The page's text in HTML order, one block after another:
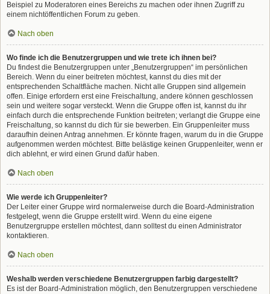
Beispiel zu Moderatoren eines Bereichs zu machen oder ihnen Zugriff zu
einem nichtöffentlichen Forum zu geben.
Nach oben
Wo finde ich die Benutzergruppen und wie trete ich ihnen bei?
Du findest die Benutzergruppen unter „Benutzergruppen“ im persönlichen
Bereich. Wenn du einer beitreten möchtest, kannst du dies mit der
entsprechenden Schaltfläche machen. Nicht alle Gruppen sind allgemein
offen. Einige erfordern erst eine Freischaltung, andere können geschlossen
sein und weitere sogar versteckt. Wenn die Gruppe offen ist, kannst du ihr
einfach durch die entsprechende Funktion beitreten; verlangt die Gruppe eine
Freischaltung, so kannst du dich für sie bewerben. Ein Gruppenleiter muss
daraufhin deinen Antrag annehmen. Er könnte fragen, warum du in die Gruppe
aufgenommen werden möchtest. Bitte belästige keinen Gruppenleiter, wenn er
dich ablehnt, er wird einen Grund dafür haben.
Nach oben
Wie werde ich Gruppenleiter?
Der Leiter einer Gruppe wird normalerweise durch die Board-Administration
festgelegt, wenn die Gruppe erstellt wird. Wenn du eine eigene
Benutzergruppe erstellen möchtest, dann solltest du einen Administrator
kontaktieren.
Nach oben
Weshalb werden verschiedene Benutzergruppen farbig dargestellt?
Es ist der Board-Administration möglich, den Benutzergruppen verschiedene